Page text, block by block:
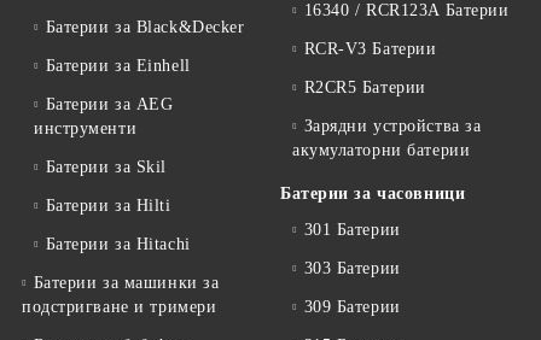
Батерии за Black&Decker
Батерии за Einhell
Батерии за AEG
инструменти
Батерии за Skil
Батерии за Hilti
Батерии за Hitachi
Батерии за машинки за
подстригване и тримери
16340 / RCR123A Батерии
RCR-V3 Батерии
R2CR5 Батерии
Зарядни устройства за
акумулаторни батерии
Батерии за часовници
301 Батерии
303 Батерии
309 Батерии